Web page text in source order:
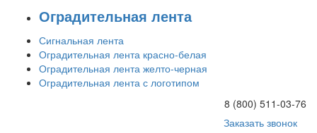
Оградительная лента
Сигнальная лента
Оградительная лента красно-белая
Оградительная лента желто-черная
Оградительная лента с логотипом
8 (800) 511-03-76
Заказать звонок